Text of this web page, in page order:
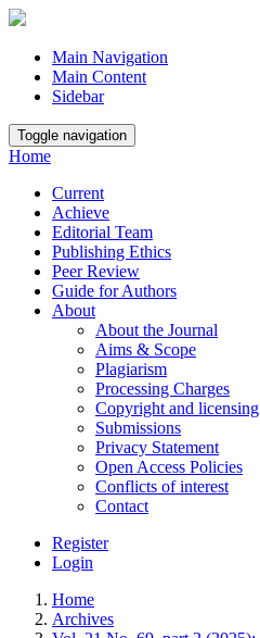
Main Navigation
Main Content
Sidebar
Toggle navigation
Home
Current
Achieve
Editorial Team
Publishing Ethics
Peer Review
Guide for Authors
About
About the Journal
Aims & Scope
Plagiarism
Processing Charges
Copyright and licensing
Submissions
Privacy Statement
Open Access Policies
Conflicts of interest
Contact
Register
Login
Home
Archives